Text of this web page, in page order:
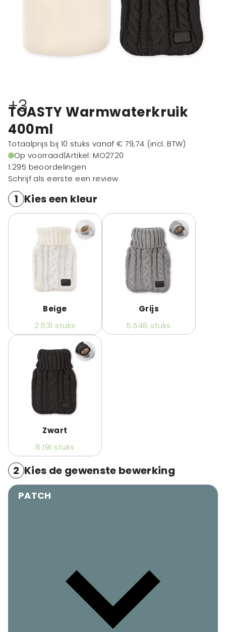
+3
TOASTY Warmwaterkruik
400ml
Totaalprijs bij 10 stuks vanaf € 79,74 (incl. BTW)
Op voorraad|Artikel: MO2720
1.295 beoordelingen
Schrijf als eerste een review
1 Kies een kleur
Beige
2.631 stuks
Grijs
5.548 stuks
Zwart
8.191 stuks
2 Kies de gewenste bewerking
PATCH